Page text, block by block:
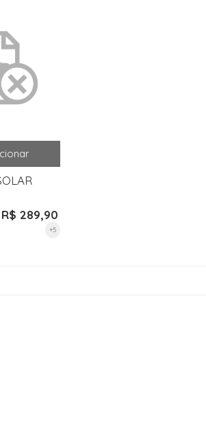
R$ 289,90
+5